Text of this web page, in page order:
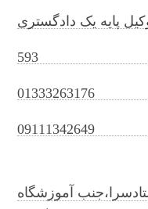
پایه یک دادگستری
593
01333263176
09111342649
آموزشگاه